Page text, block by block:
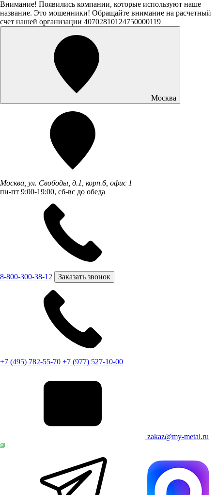
Внимание! Появились компании, которые используют наше
название. Это мошенники! Обращайте внимание на расчетный
счет нашей организации 40702810124750000119
Москва
Москва, ул. Свободы, д.1, корп.6, офис 1
пн-пт 9:00-19:00, сб-вс до обеда
8-800-300-38-12 Заказать звонок
+7 (495) 782-55-70 +7 (977) 527-10-00
zakaz@my-metal.ru